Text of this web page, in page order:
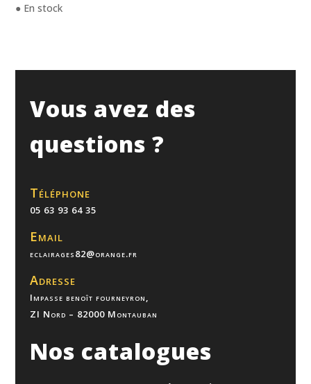
● En stock
Vous avez des
questions ?
Téléphone
05 63 93 64 35
Email
eclairages82@orange.fr
Adresse
Impasse benoît fourneyron,
ZI Nord – 82000 Montauban
Nos catalogues